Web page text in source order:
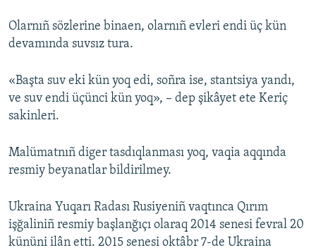
Olarnıñ sözlerine binaen, olarnıñ evleri endi üç kün
devamında suvsız tura.
«Başta suv eki kün yoq edi, soñra ise, stantsiya yandı,
ve suv endi üçünci kün yoq», – dep şikâyet ete Keriç
sakinleri.
Malümatnıñ diger tasdıqlanması yoq, vaqia aqqında
resmiy beyanatlar bildirilmey.
Ukraina Yuqarı Radası Rusiyeniñ vaqtınca Qırım
işğaliniñ resmiy başlanğıçı olaraq 2014 senesi fevral 20
kününi ilân etti. 2015 senesi oktâbr 7-de Ukraina